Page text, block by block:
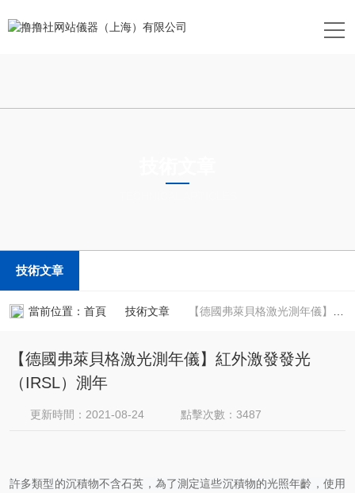
技術文章
當前位置： 首頁 技術文章 【德國弗萊貝格激光測年儀】紅外激發發光（IRSL）測年
【德國弗萊貝格激光測年儀】紅外激發發光
（IRSL）測年
更新時間：2021-08-24 點擊次數：3487
許多類型的沉積物不含石英，為了測定這些沉積物的光照年齡，使用